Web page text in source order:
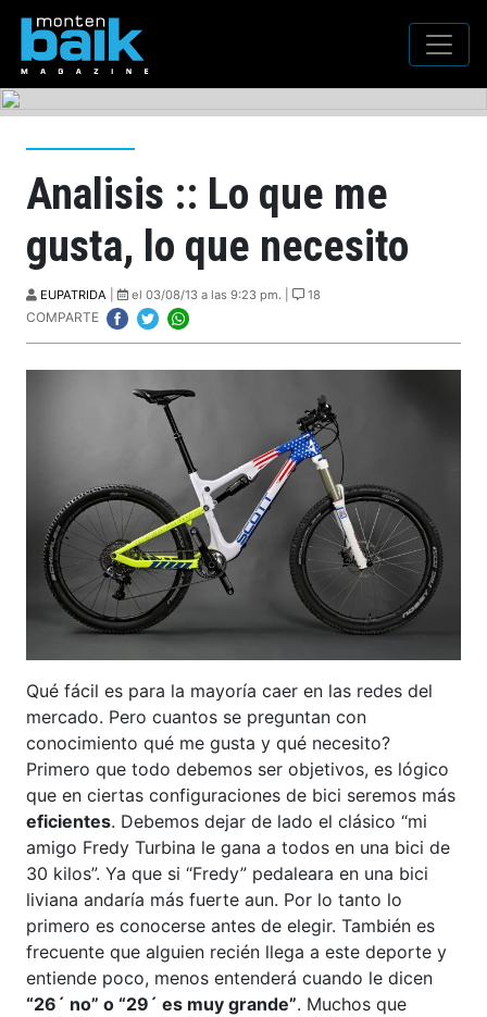
Analisis :: Lo que me
gusta, lo que necesito
EUPATRIDA el 03/08/13 a las 9:23 pm. | 18
COMPARTE
Qué fácil es para la mayoría caer en las redes del
mercado. Pero cuantos se preguntan con
conocimiento qué me gusta y qué necesito?
Primero que todo debemos ser objetivos, es lógico
que en ciertas configuraciones de bici seremos más
eficientes. Debemos dejar de lado el clásico “mi
amigo Fredy Turbina le gana a todos en una bici de
30 kilos”. Ya que si “Fredy” pedaleara en una bici
liviana andaría más fuerte aun. Por lo tanto lo
primero es conocerse antes de elegir. También es
frecuente que alguien recién llega a este deporte y
entiende poco, menos entenderá cuando le dicen
“26´ no” o “29´ es muy grande”. Muchos que